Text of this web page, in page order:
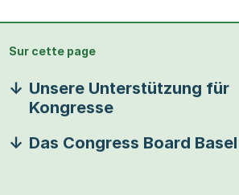
Sur cette page
Unsere Unterstützung für
Kongresse
Das Congress Board Basel